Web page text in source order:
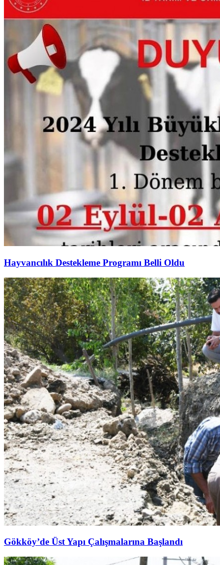
Hayvancılık Destekleme Programı Belli Oldu
Gökköy’de Üst Yapı Çalışmalarına Başlandı